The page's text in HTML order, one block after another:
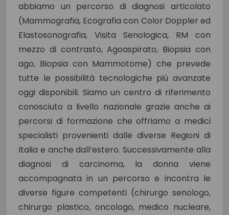
abbiamo un percorso di diagnosi articolato
(Mammografia, Ecografia con Color Doppler ed
Elastosonografia, Visita Senologica, RM con
mezzo di contrasto, Agoaspirato, Biopsia con
ago, Biopsia con Mammotome) che prevede
tutte le possibilità tecnologiche più avanzate
oggi disponibili. Siamo un centro di riferimento
conosciuto a livello nazionale grazie anche ai
percorsi di formazione che offriamo a medici
specialisti provenienti dalle diverse Regioni di
Italia e anche dall’estero. Successivamente alla
diagnosi di carcinoma, la donna viene
accompagnata in un percorso e incontra le
diverse figure competenti (chirurgo senologo,
chirurgo plastico, oncologo, medico nucleare,